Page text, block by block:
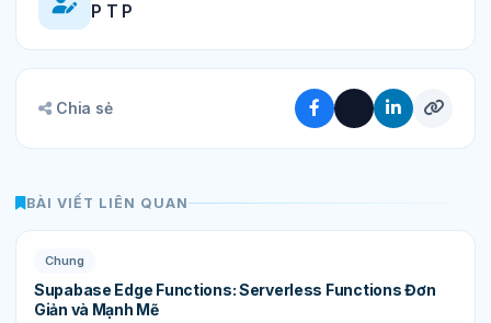
P T P
Chia sẻ
BÀI VIẾT LIÊN QUAN
Chung
Supabase Edge Functions: Serverless Functions Đơn
Giản và Mạnh Mẽ